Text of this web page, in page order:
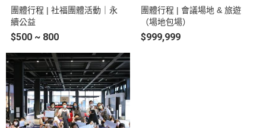
團體行程 | 社福團體活動｜永
續公益
$500 ~ 800
團體行程 | 會議場地 & 旅遊
（場地包場）
$999,999